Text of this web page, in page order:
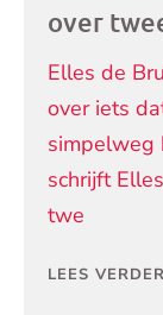
over
Elles de
over iets
simpelweg
schrijft
twe
LEES VERDER